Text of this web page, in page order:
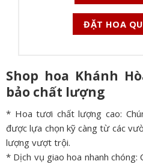
ĐẶT HOA
Shop hoa Khánh
bảo chất lượng
* Hoa tươi chất lượng cao:
được lựa chọn kỹ càng từ các
lượng vượt trội.
* Dịch vụ giao hoa nhanh chóng: